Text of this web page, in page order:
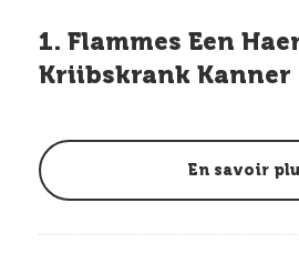
1. Flammes Een
Kriibskrank Kanner
En savoir